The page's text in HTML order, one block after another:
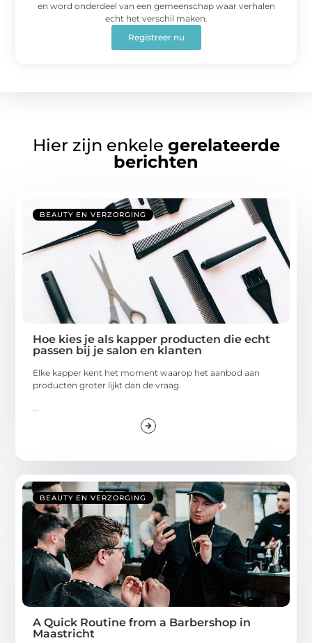
en word onderdeel van een gemeenschap waar verhalen
echt het verschil maken.
Registreer nu
Hier zijn enkele gerelateerde
berichten
BEAUTY EN VERZORGING
Hoe kies je als kapper producten die echt
passen bij je salon en klanten
Elke kapper kent het moment waarop het aanbod aan
producten groter lijkt dan de vraag.
BEAUTY EN VERZORGING
A Quick Routine from a Barbershop in
Maastricht